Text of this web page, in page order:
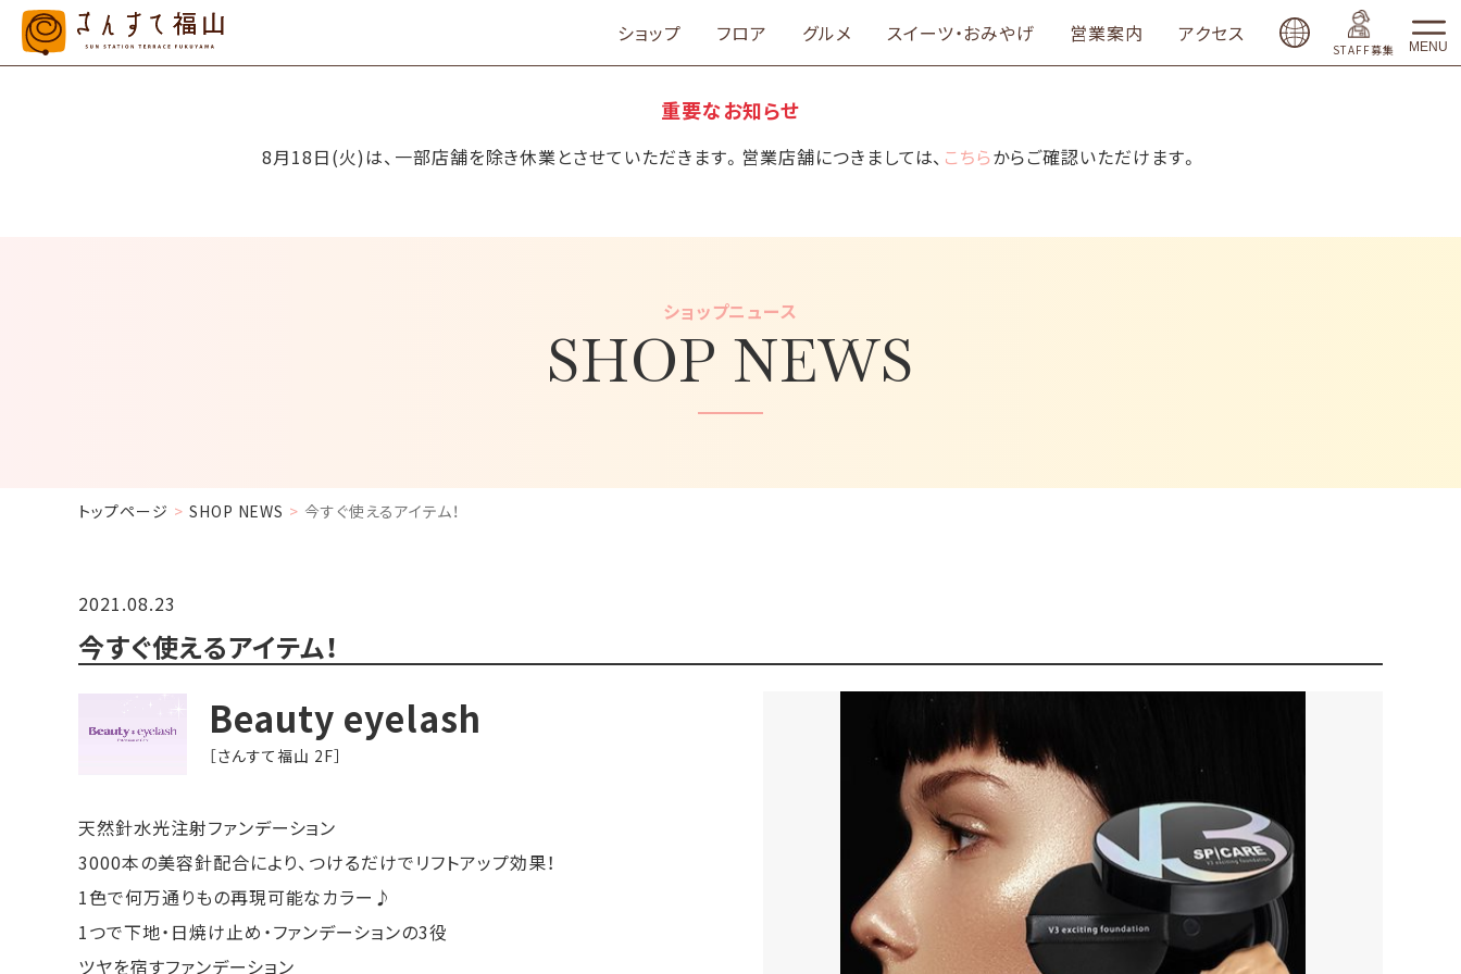
ショップ フロア グルメ スイーツ・おみやげ 営業案内 アクセス
STAFF募集 MENU
重要なお知らせ
8月18日(火)は、一部店舗を除き休業とさせていただきます。営業店舗につきましては、 こちらからご確認いただけます。
SHOP NEWS
ショップニュース
トップページ SHOP NEWS 今すぐ使えるアイテム！
2021.08.23
今すぐ使えるアイテム！
Beauty eyelash
［さんすて福山 2F］
天然針水光注射ファンデーション
3000本の美容針配合により、つけるだけでリフトアップ効果！
1色で何万通りもの再現可能なカラー♪
1つで下地・日焼け止め・ファンデーションの3役
ツヤを宿すファンデーション